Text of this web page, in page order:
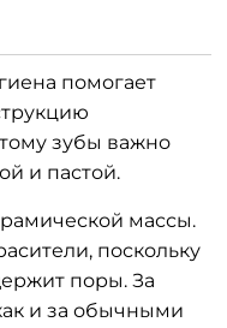
помогает
зубы важно
и пастой.
массы.
поскольку
поры. За
и за обычными